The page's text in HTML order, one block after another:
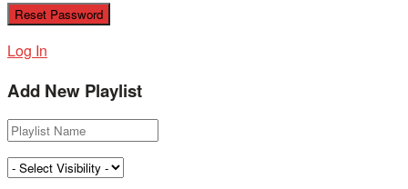
Log In
Add New Playlist